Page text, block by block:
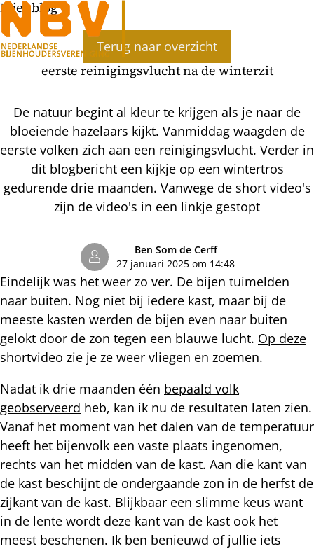
Bijenblog
Terug naar overzicht
eerste reinigingsvlucht na de winterzit
De natuur begint al kleur te krijgen als je naar de
bloeiende hazelaars kijkt. Vanmiddag waagden de
eerste volken zich aan een reinigingsvlucht. Verder in
dit blogbericht een kijkje op een wintertros
gedurende drie maanden. Vanwege de short video's
zijn de video's in een linkje gestopt
Ben Som de Cerff
27 januari 2025 om 14:48
Eindelijk was het weer zo ver. De bijen tuimelden
naar buiten. Nog niet bij iedere kast, maar bij de
meeste kasten werden de bijen even naar buiten
gelokt door de zon tegen een blauwe lucht. Op deze
shortvideo zie je ze weer vliegen en zoemen.
Nadat ik drie maanden één bepaald volk
geobserveerd heb, kan ik nu de resultaten laten zien.
Vanaf het moment van het dalen van de temperatuur
heeft het bijenvolk een vaste plaats ingenomen,
rechts van het midden van de kast. Aan die kant van
de kast beschijnt de ondergaande zon in de herfst de
zijkant van de kast. Blijkbaar een slimme keus want
in de lente wordt deze kant van de kast ook het
meest beschenen. Ik ben benieuwd of jullie iets